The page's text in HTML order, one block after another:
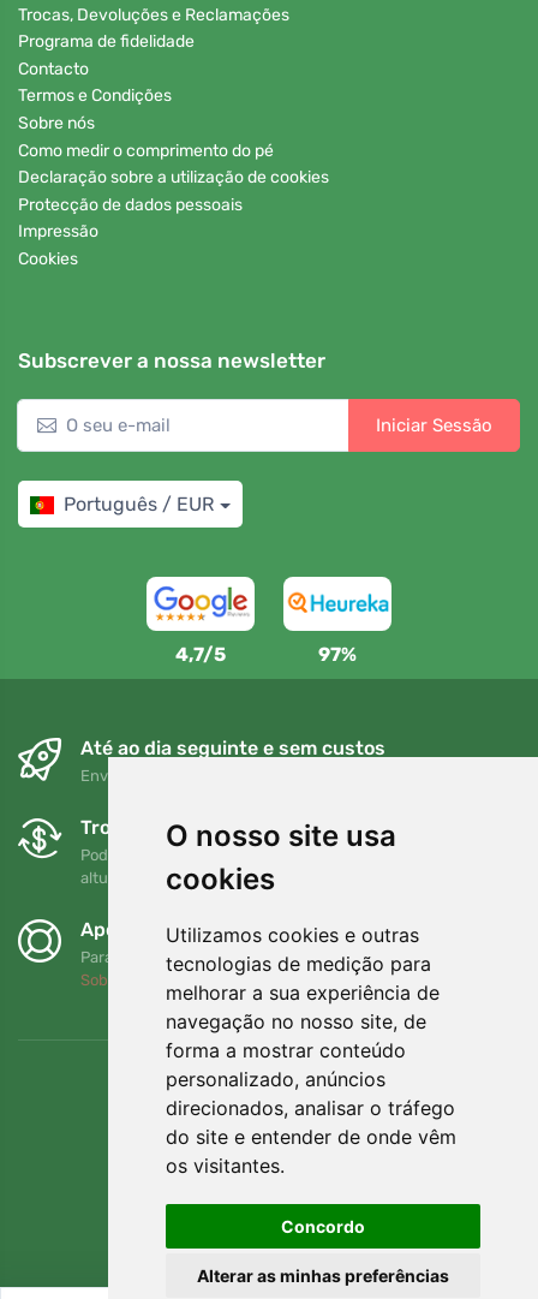
O nosso site usa
cookies
Utilizamos cookies e outras
tecnologias de medição para
melhorar a sua experiência de
navegação no nosso site, de
forma a mostrar conteúdo
personalizado, anúncios
direcionados, analisar o tráfego
do site e entender de onde vêm
os visitantes.
Concordo
Alterar as minhas preferências
Trocas, Devoluções e Reclamações
Programa de fidelidade
Contacto
Termos e Condições
Sobre nós
Como medir o comprimento do pé
Declaração sobre a utilização de cookies
Protecção de dados pessoais
Impressão
Cookies
Subscrever a nossa newsletter
Iniciar Sessão
Português / EUR
4,7/5 97%
Até ao dia seguinte e sem custos
Envio gratuito para encomendas superiores a 80 EUR
Trocas e devoluções gratuitas
Pode devolver ou trocar a sua encomenda em qualquer
altura no prazo de 90 dias
Apoiamos a Trees.org
Para cada encomenda plantamos uma árvore! Leia mais
Sobre nós